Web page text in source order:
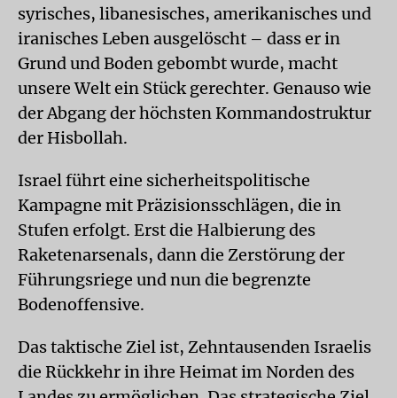
syrisches, libanesisches, amerikanisches und
iranisches Leben ausgelöscht – dass er in
Grund und Boden gebombt wurde, macht
unsere Welt ein Stück gerechter. Genauso wie
der Abgang der höchsten Kommandostruktur
der Hisbollah.
Israel führt eine sicherheitspolitische
Kampagne mit Präzisionsschlägen, die in
Stufen erfolgt. Erst die Halbierung des
Raketenarsenals, dann die Zerstörung der
Führungsriege und nun die begrenzte
Bodenoffensive.
Das taktische Ziel ist, Zehntausenden Israelis
die Rückkehr in ihre Heimat im Norden des